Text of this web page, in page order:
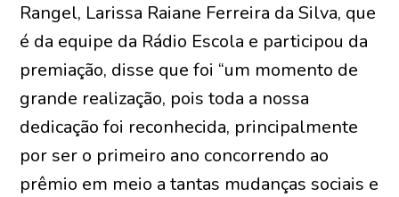
Rangel, Larissa Raiane Ferreira da Silva, que
é da equipe da Rádio Escola e participou da
premiação, disse que foi “um momento de
grande realização, pois toda a nossa
dedicação foi reconhecida, principalmente
por ser o primeiro ano concorrendo ao
prêmio em meio a tantas mudanças sociais e